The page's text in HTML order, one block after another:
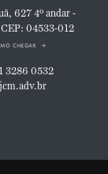
6274º andar -
CEP: 04533-012
chegar
3286 0532